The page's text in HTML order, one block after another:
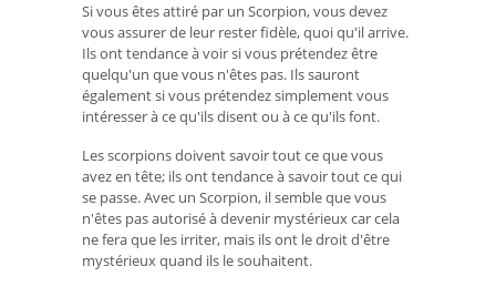
Si vous êtes attiré par un Scorpion, vous devez
vous assurer de leur rester fidèle, quoi qu'il arrive.
Ils ont tendance à voir si vous prétendez être
quelqu'un que vous n'êtes pas. Ils sauront
également si vous prétendez simplement vous
intéresser à ce qu'ils disent ou à ce qu'ils font.
Les scorpions doivent savoir tout ce que vous
avez en tête; ils ont tendance à savoir tout ce qui
se passe. Avec un Scorpion, il semble que vous
n'êtes pas autorisé à devenir mystérieux car cela
ne fera que les irriter, mais ils ont le droit d'être
mystérieux quand ils le souhaitent.